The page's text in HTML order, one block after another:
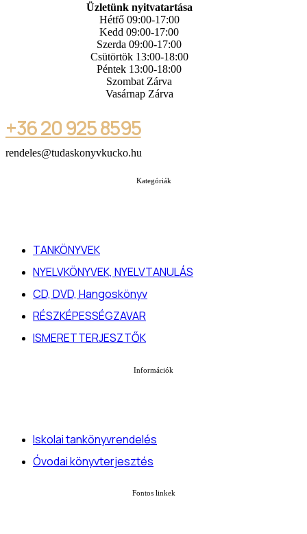
Üzletünk nyitvatartása
Hétfő 09:00-17:00
Kedd 09:00-17:00
Szerda 09:00-17:00
Csütörtök 13:00-18:00
Péntek 13:00-18:00
Szombat Zárva
Vasárnap Zárva
+36 20 925 8595
rendeles@tudaskonyvkucko.hu
Kategóriák
TANKÖNYVEK
NYELVKÖNYVEK, NYELVTANULÁS
CD, DVD, Hangoskönyv
RÉSZKÉPESSÉGZAVAR
ISMERETTERJESZTŐK
Információk
Iskolai tankönyvrendelés
Óvodai könyvterjesztés
Fontos linkek